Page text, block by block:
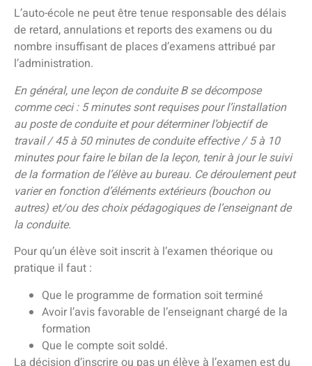
L’auto-école ne peut être tenue responsable des délais
de retard, annulations et reports des examens ou du
nombre insuffisant de places d’examens attribué par
l’administration.
En général, une leçon de conduite B se décompose
comme ceci : 5 minutes sont requises pour l’installation
au poste de conduite et pour déterminer l’objectif de
travail / 45 à 50 minutes de conduite effective / 5 à 10
minutes pour faire le bilan de la leçon, tenir à jour le suivi
de la formation de l’élève au bureau. Ce déroulement peut
varier en fonction d’éléments extérieurs (bouchon ou
autres) et/ou des choix pédagogiques de l’enseignant de
la conduite.
Pour qu’un élève soit inscrit à l’examen théorique ou
pratique il faut :
Que le programme de formation soit terminé
Avoir l’avis favorable de l’enseignant chargé de la
formation
Que le compte soit soldé.
La décision d’inscrire ou pas un élève à l’examen est du